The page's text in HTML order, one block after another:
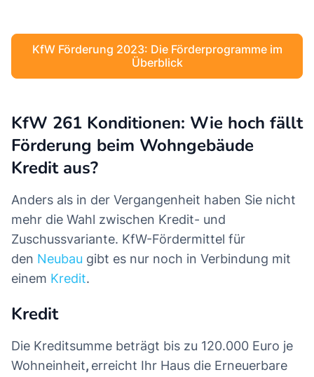
KfW Förderung 2023: Die Förderprogramme im
Überblick
KfW 261 Konditionen: Wie hoch fällt
Förderung beim Wohngebäude
Kredit aus?
Anders als in der Vergangenheit haben Sie nicht
mehr die Wahl zwischen Kredit- und
Zuschussvariante. KfW-Fördermittel für
den Neubau gibt es nur noch in Verbindung mit
einem Kredit.
Kredit
Die Kreditsumme beträgt bis zu 120.000 Euro je
Wohneinheit, erreicht Ihr Haus die Erneuerbare